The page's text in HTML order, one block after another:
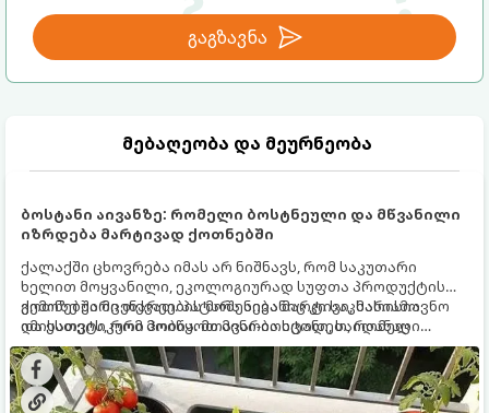
გაგზავნა
მებაღეობა და მეურნეობა
ბოსტანი აივანზე: რომელი ბოსტნეული და მწვანილი
იზრდება მარტივად ქოთნებში
ქალაქში ცხოვრება იმას არ ნიშნავს, რომ საკუთარი
ხელით მოყვანილი, ეკოლოგიურად სუფთა პროდუქტის
გემოზე უარი თქვათ. პატარა აივანიც კი საკმარისია
იმისათვის, რომ მოიწყოთ მინი-ბოსტანი, საიდანაც
ყოველდღიურად ახალ, არომატულ მწვანილსა და
ბოსტნეულს მოკრეფთ.
ქოთნებში მცენარეების მოშენება მარტივი, სასიამოვნო
და ესთეტიკური ჰობია. მთავარია იცოდეთ, რომელი
კულტურები ეგუებიან ქოთნის პირობებს ყველაზე კარგად
და როგორ მოუაროთ მათ სწორად.